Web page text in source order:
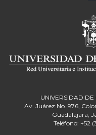
UNIVERSIDAD
Av. Juárez No. 976,
Guadalajara,
Teléfono: +52